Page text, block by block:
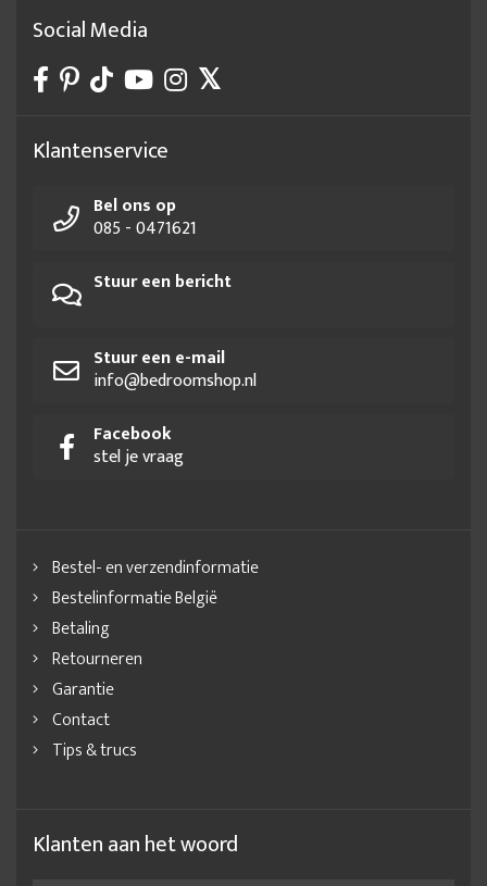
Social Media
Klantenservice
Bel ons op
085 - 0471621
Stuur een bericht
Stuur een e-mail
info@bedroomshop.nl
Facebook
stel je vraag
Bestel- en verzendinformatie
Bestelinformatie België
Betaling
Retourneren
Garantie
Contact
Tips & trucs
Klanten aan het woord